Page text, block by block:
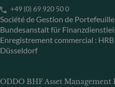
+49 (0) 69 920 50 0
Société de Gestion de
Bundesanstalt für
Enregistrement commercial :
Düsseldorf
ODDO BHF Asset Management